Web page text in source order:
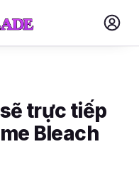
trực tiếp
Bleach